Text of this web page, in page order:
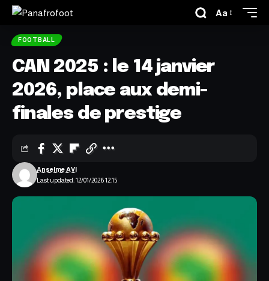
Aa
FOOTBALL
CAN 2025 : le 14 janvier
2026, place aux demi-
finales de prestige
Last updated: 12/01/2026 12:15
Anselme AVI